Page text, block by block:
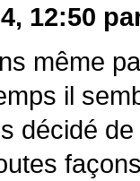
12:50
même
il
décidé